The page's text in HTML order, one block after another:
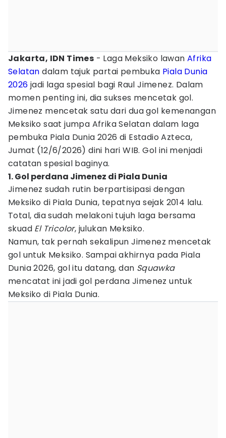
Jakarta, IDN Times - Laga Meksiko lawanAfrika
Selatan dalam tajuk partai pembuka Piala Dunia
2026 jadi laga spesial bagi Raul Jimenez. Dalam
momen penting ini, dia sukses mencetak gol.
Jimenez mencetak satu dari dua gol kemenangan
Meksiko saat jumpa Afrika Selatan dalam laga
pembuka Piala Dunia 2026 di Estadio Azteca,
Jumat (12/6/2026) dini hari WIB. Gol ini menjadi
catatan spesial baginya.
1. Gol perdana Jimenez di Piala Dunia
Jimenez sudah rutin berpartisipasi dengan
Meksiko di Piala Dunia, tepatnya sejak 2014 lalu.
Total, dia sudah melakoni tujuh laga bersama
skuad El Tricolor, julukan Meksiko.
Namun, tak pernah sekalipun Jimenez mencetak
gol untuk Meksiko. Sampai akhirnya pada Piala
Dunia 2026, gol itu datang, dan Squawka
mencatat ini jadi gol perdana Jimenez untuk
Meksiko di Piala Dunia.